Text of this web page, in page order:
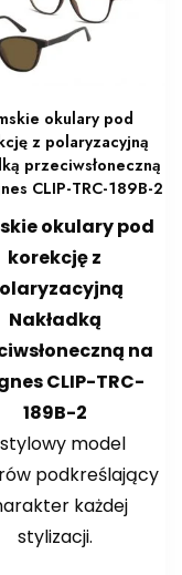
okulary pod
z polaryzacyjną
przeciwsłoneczną
CLIP-TRC-189B-2
okulary pod
korekcję z
Nakładką
na
CLIP-TRC-
189B-2
model
podkreślający
każdej
stylizacji.